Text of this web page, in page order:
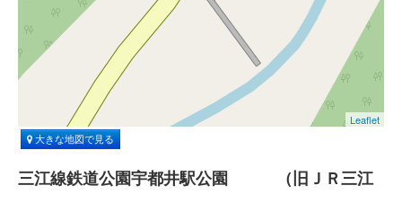
Leaflet
大きな地図で見る
三江線鉄道公園宇都井駅公園 （旧ＪＲ三江